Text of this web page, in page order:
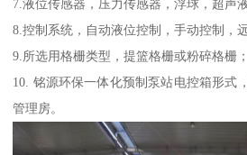
7.液位传感器，压力传感器，浮球，超声
8.控制系统，自动液位控制，手动控制，
9.所选用格栅类型，提篮格栅或粉碎格栅；
10. 铭源环保一体化预制泵站电控箱形式
管理房。